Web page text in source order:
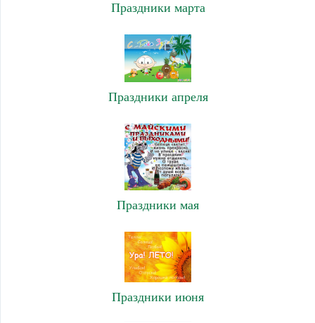
Праздники марта
Праздники апреля
Праздники мая
Праздники июня